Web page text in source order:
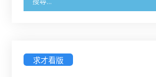
戳為憑)】
求才看版